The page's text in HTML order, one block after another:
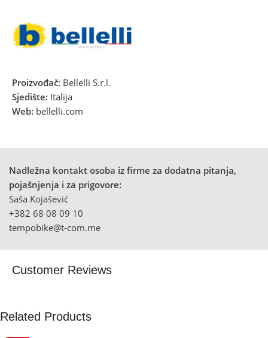
Proizvođač: Bellelli S.r.l.
Sjedište: Italija
Web: bellelli.com
Nadležna kontakt osoba iz firme za dodatna pitanja,
pojašnjenja i za prigovore:
Saša Kojašević
+382 68 08 09 10
tempobike@t-com.me
Customer Reviews
Related Products